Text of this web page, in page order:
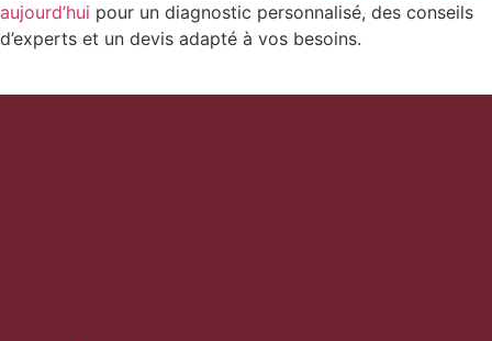
aujourd’hui pour un diagnostic personnalisé, des conseils
d’experts et un devis adapté à vos besoins.